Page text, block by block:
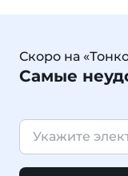
Скоро на
Самые